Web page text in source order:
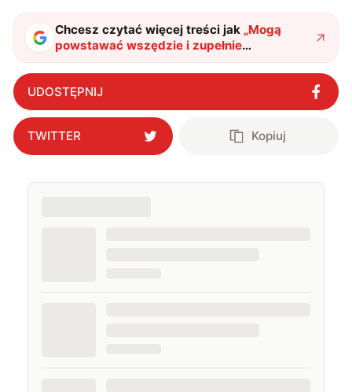
Chcesz czytać więcej treści jak „Mogą
powstawać wszędzie i zupełnie
przypadkowo. Kwazikryształy odkryte obok
linii energetycznej"?
UDOSTĘPNIJ
TWITTER Kopiuj